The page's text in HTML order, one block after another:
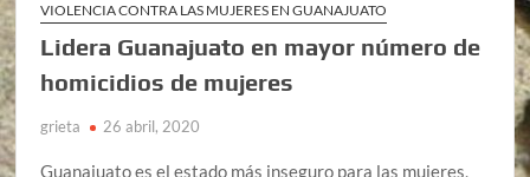
VIOLENCIA CONTRA LAS MUJERES EN GUANAJUATO
Lidera Guanajuato en mayor número de
homicidios de mujeres
grieta 26 abril, 2020
Guanajuato es el estado más inseguro para las mujeres,